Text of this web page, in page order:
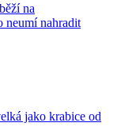
na
neumí nahradit
jako krabice od